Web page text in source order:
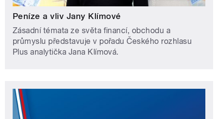
Peníze a vliv Jany Klímové
Zásadní témata ze světa financí, obchodu a
průmyslu představuje v pořadu Českého rozhlasu
Plus analytička Jana Klímová.